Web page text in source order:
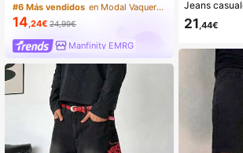
#6 Más vendidos en Modal Vaqueros de hombre
14 ,24€ 24,99€
Manfinity EMRG
21,44€